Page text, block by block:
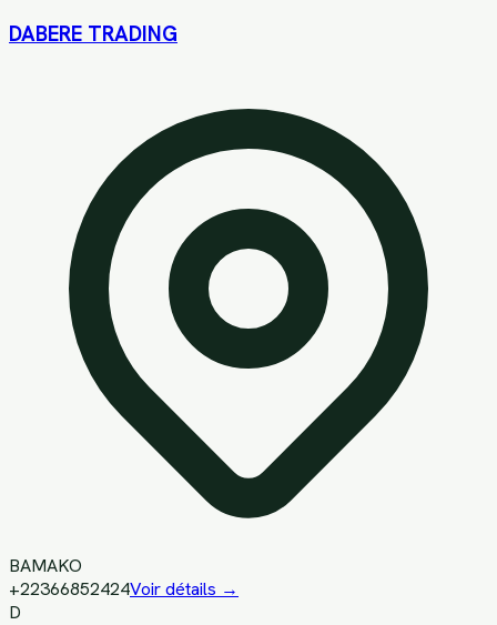
DABERE TRADING
BAMAKO
+22366852424Voir détails →
D